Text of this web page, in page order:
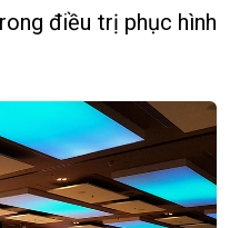
điều trị phục hình